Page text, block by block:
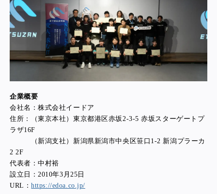
企業概要
会社名：株式会社イードア
住所：（東京本社）東京都港区赤坂2-3-5 赤坂スターゲートプ
ラザ16F
（新潟支社）新潟県新潟市中央区笹口1-2 新潟プラーカ
2 2F
代表者：中村裕
設立日：2010年3月25日
URL：https://edoa.co.jp/